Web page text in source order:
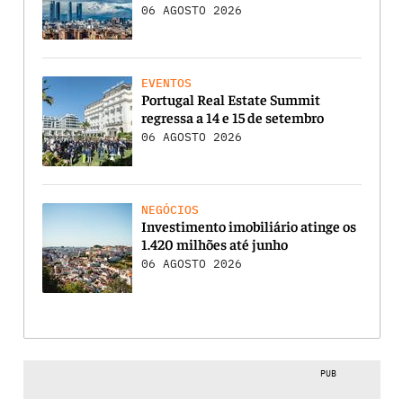
06 AGOSTO 2026
EVENTOS
Portugal Real Estate Summit
regressa a 14 e 15 de setembro
06 AGOSTO 2026
NEGÓCIOS
Investimento imobiliário atinge os
1.420 milhões até junho
06 AGOSTO 2026
PUB